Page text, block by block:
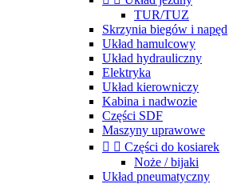
TUR/TUZ
Skrzynia biegów i napęd
Układ hamulcowy
Układ hydrauliczny
Elektryka
Układ kierowniczy
Kabina i nadwozie
Części SDF
Maszyny uprawowe
  Części do kosiarek
Noże / bijaki
Układ pneumatyczny